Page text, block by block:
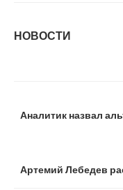
НОВОСТИ
Аналитик назвал
Артемий Лебедев